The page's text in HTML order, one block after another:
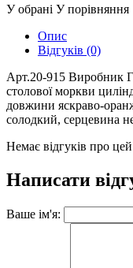
У обрані У порівняння
Опис
Відгуків (0)
Арт.20-915 Виробник
столової моркви
довжини яскраво-
солодкий, серцевина
Немає відгуків про
Написати
Ваше ім'я: